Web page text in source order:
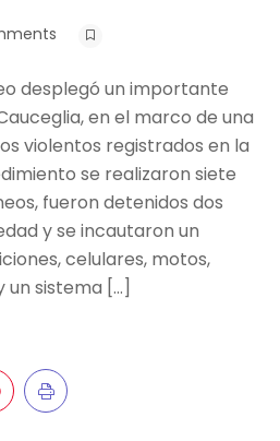
desplegó un importante
en el marco de una
violentos registrados en la
se realizaron siete
fueron detenidos dos
y se incautaron un
celulares, motos,
un sistema […]